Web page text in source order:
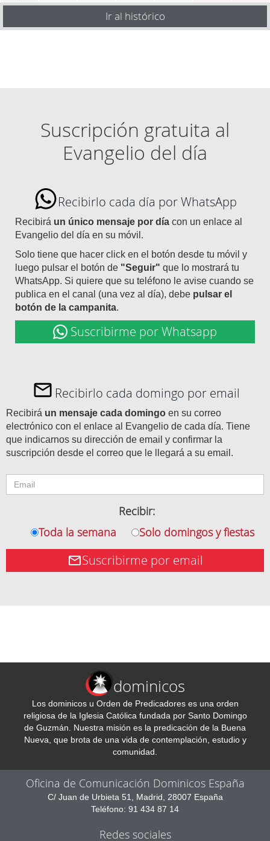
Ir al histórico
Suscripción gratuita al
Evangelio del día
Recibirlo cada día por WhatsApp
Recibirá un único mensaje por día con un enlace al
Evangelio del día en su móvil.
Solo tiene que hacer click en el botón desde tu móvil y
luego pulsar el botón de "Seguir" que lo mostrará tu
WhatsApp. Si quiere que su teléfono le avise cuando se
publica en el canal (una vez al día), debe pulsar el
botón de la campanita.
Suscribirme por Whatsapp
Recibirlo cada domingo por email
Recibirá un mensaje cada domingo en su correo
electrónico con el enlace al Evangelio de cada día. Tiene
que indicarnos su dirección de email y confirmar la
suscripción desde el correo que le llegará a su email.
Recibir:
Toda la semana
Solo domingos y fiestas
Suscribirme por email
dominicos
Los dominicos u Orden de Predicadores es una orden
religiosa de la Iglesia Católica fundada por Santo Domingo
de Guzmán. Nuestra misión es la predicación de la Buena
Nueva, que brota de una vida de contemplación, estudio y
comunidad.
Oficina de Comunicación Dominicos España
C/ Juan de Urbieta 51, Madrid, 28007 España
Teléfono: 91 434 87 14
Redes sociales